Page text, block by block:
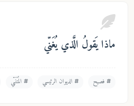
يَقولُ الَّذي يُغَنّي
الديوان الرئيسي المُتَنَبّي +2